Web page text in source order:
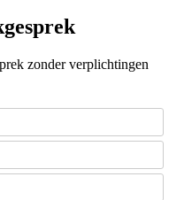
zonder verplichtingen